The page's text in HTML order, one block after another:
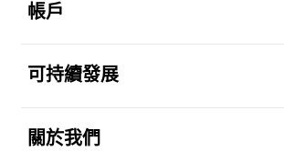
帳戶
可持續發展
關於我們